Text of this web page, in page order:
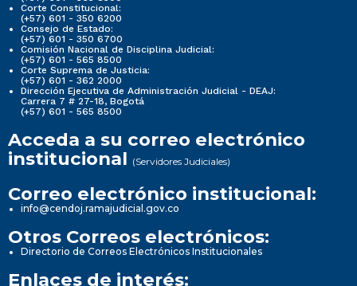
Corte Constitucional:
(+57) 601 - 350 6200
Consejo de Estado:
(+57) 601 - 350 6700
Comisión Nacional de Disciplina Judicial:
(+57) 601 - 565 8500
Corte Suprema de Justicia:
(+57) 601 - 362 2000
Dirección Ejecutiva de Administración Judicial - DEAJ:
Carrera 7 # 27-18, Bogotá
(+57) 601 - 565 8500
Acceda a su correo electrónico
institucional (Servidores Judiciales)
Correo electrónico institucional:
info@cendoj.ramajudicial.gov.co
Otros Correos electrónicos:
Directorio de Correos Electrónicos Institucionales
Enlaces de interés: